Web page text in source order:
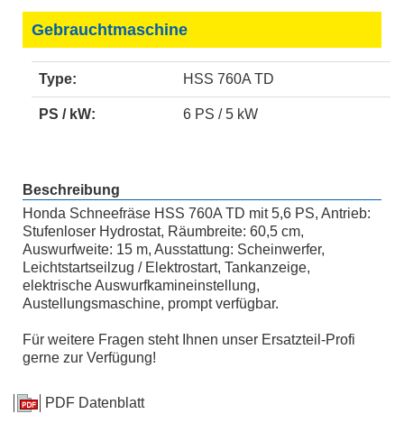
Gebrauchtmaschine
Type: HSS 760A TD
PS / kW: 6 PS / 5 kW
Beschreibung
Honda Schneefräse HSS 760A TD mit 5,6 PS, Antrieb:
Stufenloser Hydrostat, Räumbreite: 60,5 cm,
Auswurfweite: 15 m, Ausstattung: Scheinwerfer,
Leichtstartseilzug / Elektrostart, Tankanzeige,
elektrische Auswurfkamineinstellung,
Austellungsmaschine, prompt verfügbar.
Für weitere Fragen steht Ihnen unser Ersatzteil-Profi
gerne zur Verfügung!
PDF Datenblatt